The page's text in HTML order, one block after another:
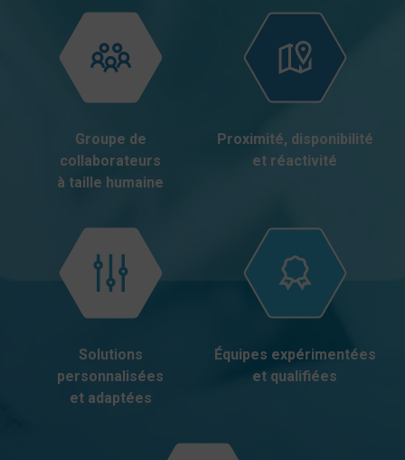
Groupe de
collaborateurs
à taille humaine
Proximité, disponibilité
et réactivité
Solutions
personnalisées
et adaptées
Équipes expérimentées
et qualifiées